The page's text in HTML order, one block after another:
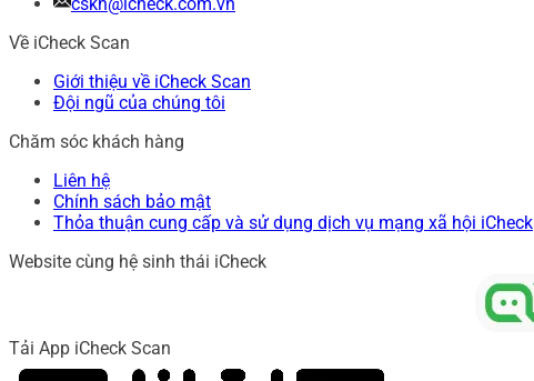
cskh@icheck.com.vn
Về iCheck Scan
Giới thiệu về iCheck Scan
Đội ngũ của chúng tôi
Chăm sóc khách hàng
Liên hệ
Chính sách bảo mật
Thỏa thuận cung cấp và sử dụng dịch vụ mạng xã hội iCheck
Website cùng hệ sinh thái iCheck
Tải App iCheck Scan